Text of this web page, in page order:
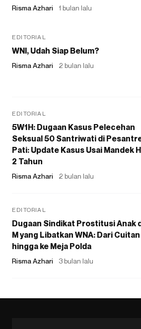
Risma Azhari 1 bulan lalu
EDITORIAL
WNI, Udah Siap Belum?
Risma Azhari 2 bulan lalu
EDITORIAL
5W1H: Dugaan Kasus Pelecehan
Seksual 50 Santriwati di
Pati: Update Kasus Usai Mandek
2 Tahun
Risma Azhari 2 bulan lalu
EDITORIAL
Dugaan Sindikat Prostitusi Anak
M yang Libatkan WNA: Dari Cuitan
hingga ke Meja Polda
Risma Azhari 3 bulan lalu